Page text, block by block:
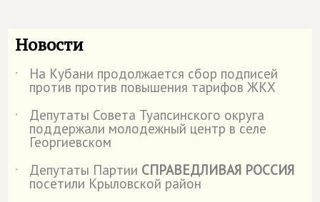
Новости
˙ На Кубани продолжается сбор подписей
против против повышения тарифов ЖКХ
˙
Депутаты Совета Туапсинского округа
поддержали молодежный центр в селе
Георгиевском
˙
Депутаты Партии СПРАВЕДЛИВАЯ РОССИЯ
посетили Крыловской район